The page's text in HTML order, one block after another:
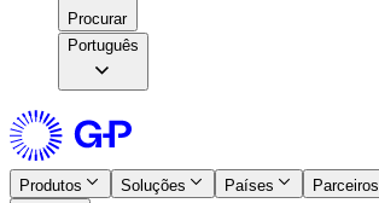
Procurar​​
Português
Produtos​​ Soluções​​ Países​​ Parceiros​​